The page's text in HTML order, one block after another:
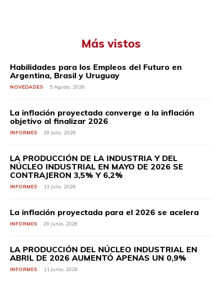
Más vistos
Habilidades para los Empleos del Futuro en
Argentina, Brasil y Uruguay
NOVEDADES 5 Agosto, 2026
La inflación proyectada converge a la inflación
objetivo al finalizar 2026
INFORMES 28 Julio, 2026
LA PRODUCCIÓN DE LA INDUSTRIA Y DEL
NÚCLEO INDUSTRIAL EN MAYO DE 2026 SE
CONTRAJERON 3,5% Y 6,2%
INFORMES 13 Julio, 2026
La inflación proyectada para el 2026 se acelera
INFORMES 29 Junio, 2026
LA PRODUCCIÓN DEL NÚCLEO INDUSTRIAL EN
ABRIL DE 2026 AUMENTÓ APENAS UN 0,9%
INFORMES 11 Junio, 2026